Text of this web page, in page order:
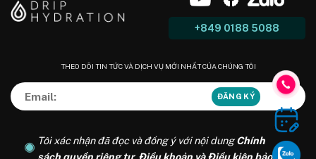
+849 0188 5088
THEO DÕI TIN TỨC VÀ DỊCH VỤ MỚI NHẤT CỦA CHÚNG TÔI
Tôi xác nhận đã đọc và đồng ý với nội dungChính